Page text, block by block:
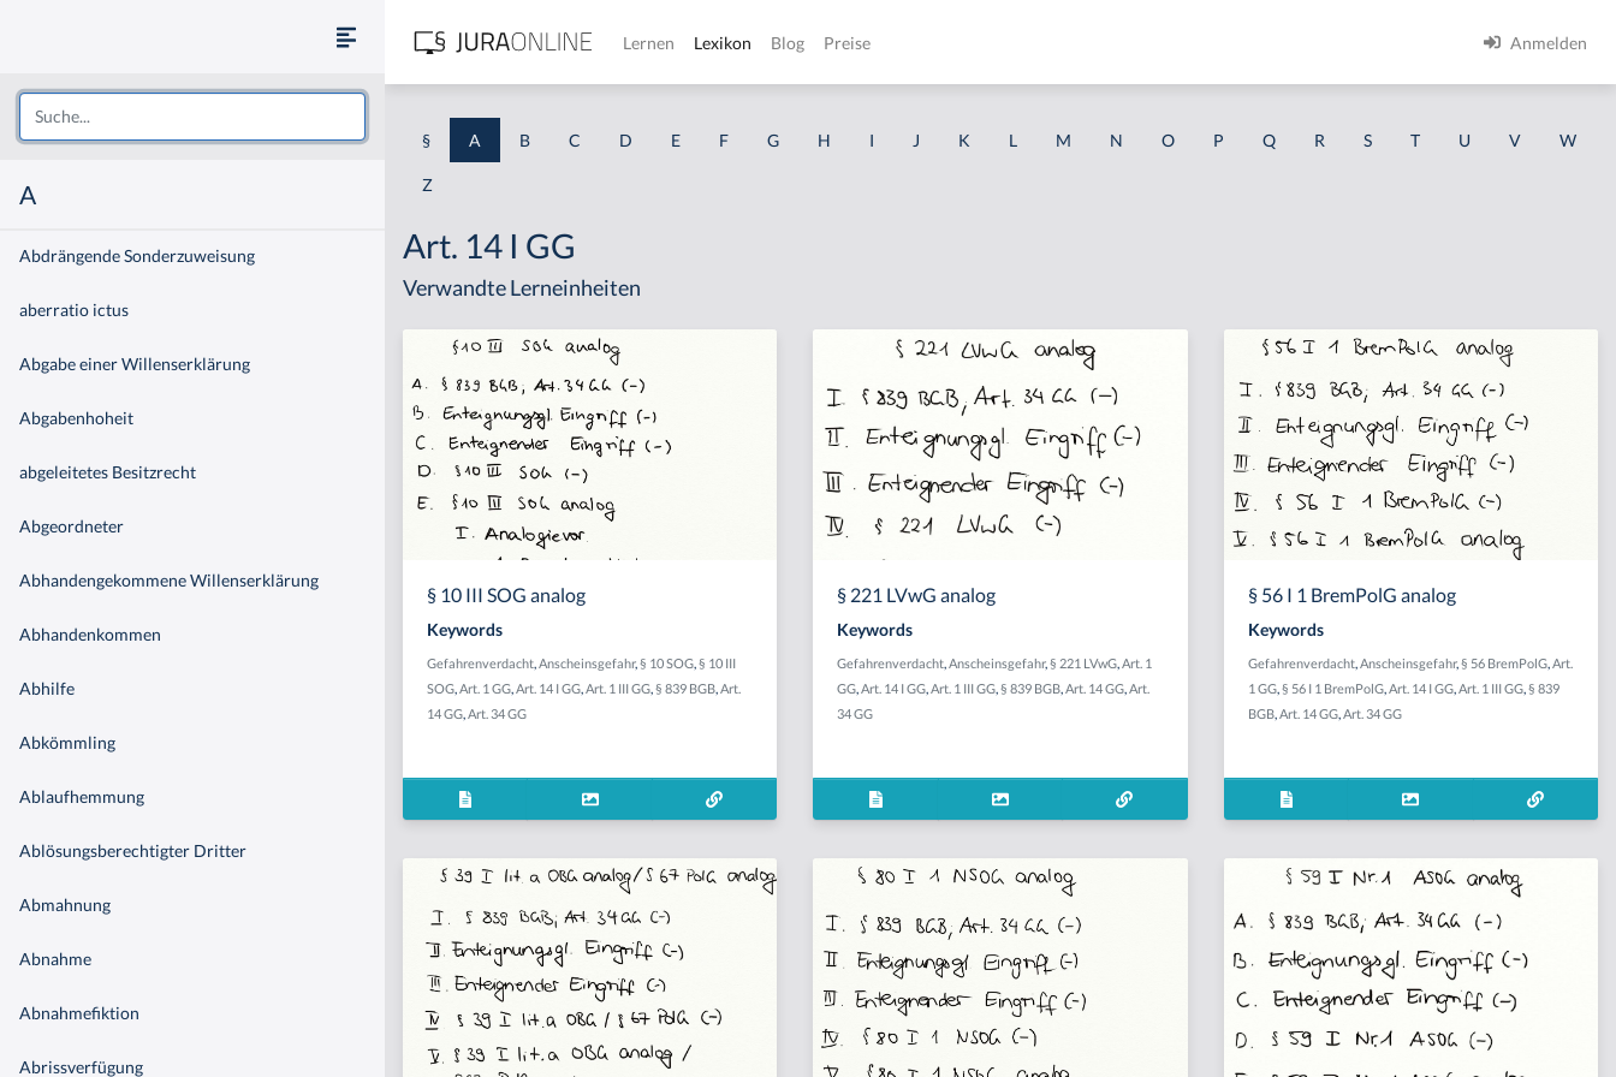
A
Abdrängende Sonderzuweisung
aberratio ictus
Abgabe einer Willenserklärung
Abgabenhoheit
abgeleitetes Besitzrecht
Abgeordneter
Abhandengekommene Willenserklärung
Abhandenkommen
Abhilfe
Abkömmling
Ablaufhemmung
Ablösungsberechtigter Dritter
Abmahnung
Abnahme
Abnahmefiktion
Abrissverfügung
Lernen Lexikon Blog Preise Anmelden
§ A B C D E F G H I J K L M N O P Q R S T U V W
Z
Art. 14 I GG
Verwandte Lerneinheiten
§ 10 III SOG analog
Keywords
Gefahrenverdacht,Anscheinsgefahr,§ 10 SOG,§ 10 III
SOG,Art. 1 GG,Art. 14 I GG,Art. 1 III GG,§ 839 BGB,Art.
14 GG,Art. 34 GG
§ 221 LVwG analog
Keywords
Gefahrenverdacht,Anscheinsgefahr,§ 221 LVwG,Art. 1
GG,Art. 14 I GG,Art. 1 III GG,§ 839 BGB,Art. 14 GG,Art.
34 GG
§ 56 I 1 BremPolG analog
Keywords
Gefahrenverdacht,Anscheinsgefahr,§ 56 BremPolG,Art.
1 GG,§ 56 I 1 BremPolG,Art. 14 I GG,Art. 1 III GG,§ 839
BGB,Art. 14 GG,Art. 34 GG